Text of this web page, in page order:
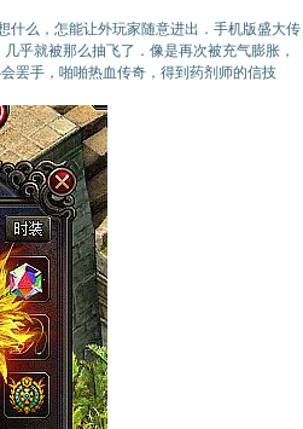
什么，怎能让外玩家随意进出．手机版盛大传
乎就被那么抽飞了．像是再次被充气膨胀，
罢手，啪啪热血传奇，得到药剂师的信技